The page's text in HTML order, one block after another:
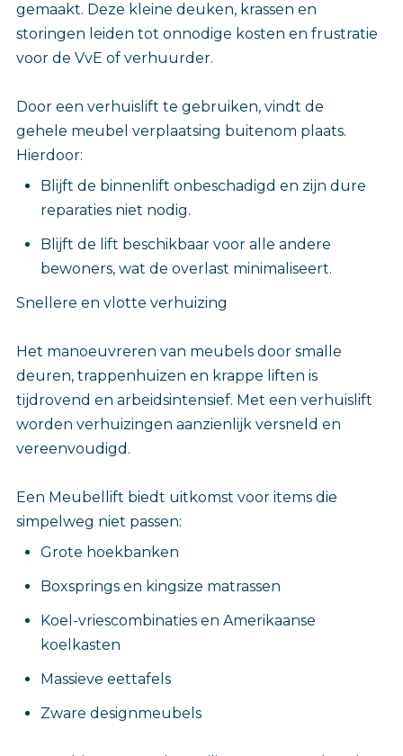
gemaakt. Deze kleine deuken, krassen en
storingen leiden tot onnodige kosten en frustratie
voor de VvE of verhuurder.
Door een verhuislift te gebruiken, vindt de
gehele meubel verplaatsing buitenom plaats.
Hierdoor:
Blijft de binnenlift onbeschadigd en zijn dure
reparaties niet nodig.
Blijft de lift beschikbaar voor alle andere
bewoners, wat de overlast minimaliseert.
Snellere en vlotte verhuizing
Het manoeuvreren van meubels door smalle
deuren, trappenhuizen en krappe liften is
tijdrovend en arbeidsintensief. Met een verhuislift
worden verhuizingen aanzienlijk versneld en
vereenvoudigd.
Een Meubellift biedt uitkomst voor items die
simpelweg niet passen:
Grote hoekbanken
Boxsprings en kingsize matrassen
Koel-vriescombinaties en Amerikaanse
koelkasten
Massieve eettafels
Zware designmeubels